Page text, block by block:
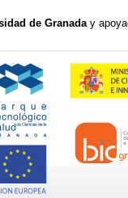
de Granaday